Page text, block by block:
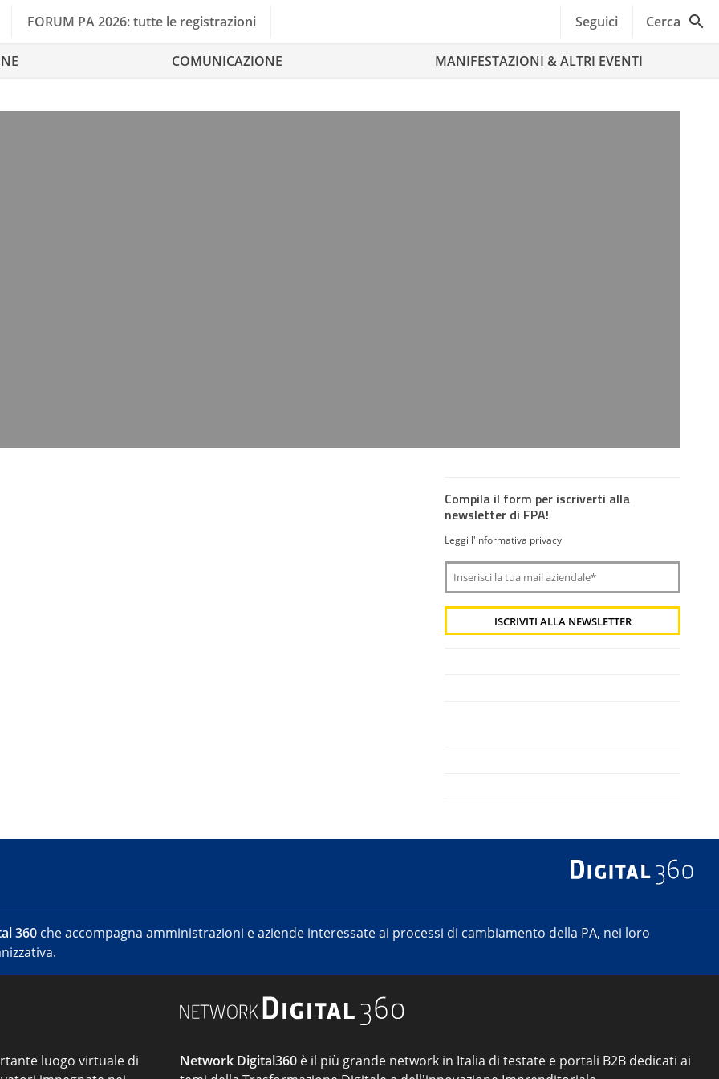
FORUM PA 2026: tutte le registrazioni Seguici Cerca
COMUNICAZIONE MANIFESTAZIONI & ALTRI EVENTI
Compila il form per iscriverti alla
newsletter di FPA!
Leggi l'informativa privacy
360 che accompagna amministrazioni e aziende interessate ai processi di cambiamento della PA, nei loro
luogo virtuale di
Network Digital360 è il più grande network in Italia di testate e portali B2B dedicati ai